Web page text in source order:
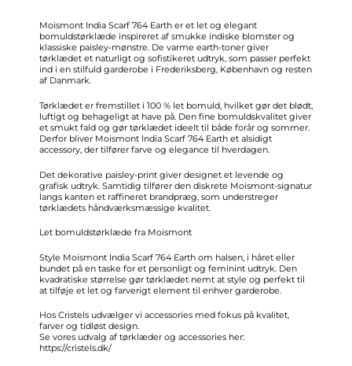
Moismont India Scarf 764 Earth er et let og elegant
bomuldstørklæde inspireret af smukke indiske blomster og
klassiske paisley-mønstre. De varme earth-toner giver
tørklædet et naturligt og sofistikeret udtryk, som passer perfekt
ind i en stilfuld garderobe i Frederiksberg, København og resten
af Danmark.
Tørklædet er fremstillet i 100 % let bomuld, hvilket gør det blødt,
luftigt og behageligt at have på. Den fine bomuldskvalitet giver
et smukt fald og gør tørklædet ideelt til både forår og sommer.
Derfor bliver Moismont India Scarf 764 Earth et alsidigt
accessory, der tilfører farve og elegance til hverdagen.
Det dekorative paisley-print giver designet et levende og
grafisk udtryk. Samtidig tilfører den diskrete Moismont-signatur
langs kanten et raffineret brandpræg, som understreger
tørklædets håndværksmæssige kvalitet.
Let bomuldstørklæde fra Moismont
Style Moismont India Scarf 764 Earth om halsen, i håret eller
bundet på en taske for et personligt og feminint udtryk. Den
kvadratiske størrelse gør tørklædet nemt at style og perfekt til
at tilføje et let og farverigt element til enhver garderobe.
Hos Cristels udvælger vi accessories med fokus på kvalitet,
farver og tidløst design.
Se vores udvalg af tørklæder og accessories her:
https://cristels.dk/